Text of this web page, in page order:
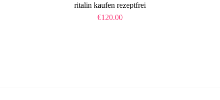
ritalin kaufen rezeptfrei
€120.00